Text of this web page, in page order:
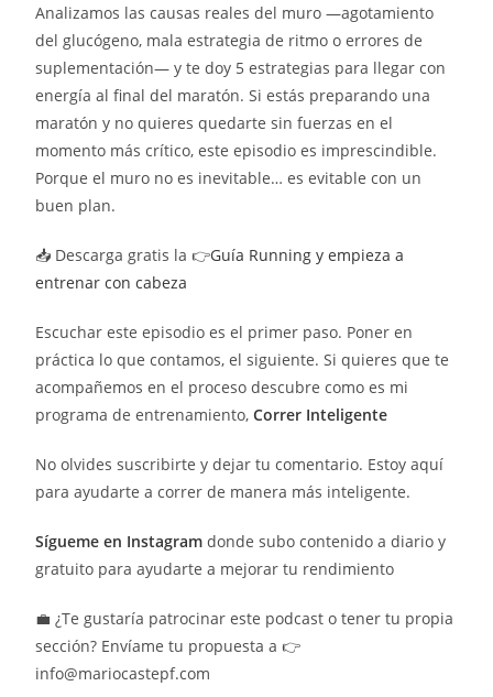
Analizamos las causas reales del muro —agotamiento
del glucógeno, mala estrategia de ritmo o errores de
suplementación— y te doy 5 estrategias para llegar con
energía al final del maratón. Si estás preparando una
maratón y no quieres quedarte sin fuerzas en el
momento más crítico, este episodio es imprescindible.
Porque el muro no es inevitable… es evitable con un
buen plan.
📥 Descarga gratis la 👉Guía Running y empieza a
entrenar con cabeza
Escuchar este episodio es el primer paso. Poner en
práctica lo que contamos, el siguiente. Si quieres que te
acompañemos en el proceso descubre como es mi
programa de entrenamiento,Correr Inteligente
No olvides suscribirte y dejar tu comentario. Estoy aquí
para ayudarte a correr de manera más inteligente.
Sígueme en Instagram donde subo contenido a diario y
gratuito para ayudarte a mejorar tu rendimiento
💼 ¿Te gustaría patrocinar este podcast o tener tu propia
sección? Envíame tu propuesta a 👉
info@mariocastepf.com